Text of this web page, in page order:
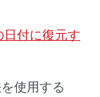
付に復元す
使用する